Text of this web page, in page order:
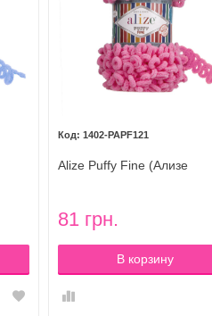
1402-PAPF121
Alize Puffy Fine (Ализе
81 грн.
В корзину